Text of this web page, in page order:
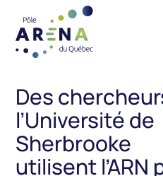
Des
l’Université de
Sherbrooke
utilisent l’ARN